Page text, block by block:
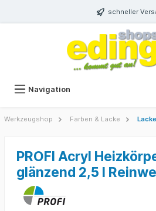
schneller
Navigation
Werkzeugshop Farben & Lacke Lacke
PROFI Acryl
glänzend 2,5 l